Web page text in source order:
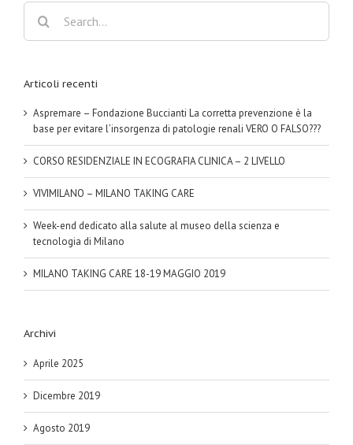
Search
Articoli recenti
Aspremare – Fondazione Buccianti La corretta prevenzione è la
base per evitare l’insorgenza di patologie renali VERO O FALSO???
CORSO RESIDENZIALE IN ECOGRAFIA CLINICA – 2 LIVELLO
VIVIMILANO – MILANO TAKING CARE
Week-end dedicato alla salute al museo della scienza e
tecnologia di Milano
MILANO TAKING CARE 18-19 MAGGIO 2019
Archivi
Aprile 2025
Dicembre 2019
Agosto 2019